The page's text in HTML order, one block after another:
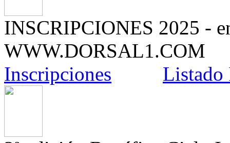
INSCRIPCIONES 2025 -
WWW.DORSAL1.COM
Inscripciones
Listado